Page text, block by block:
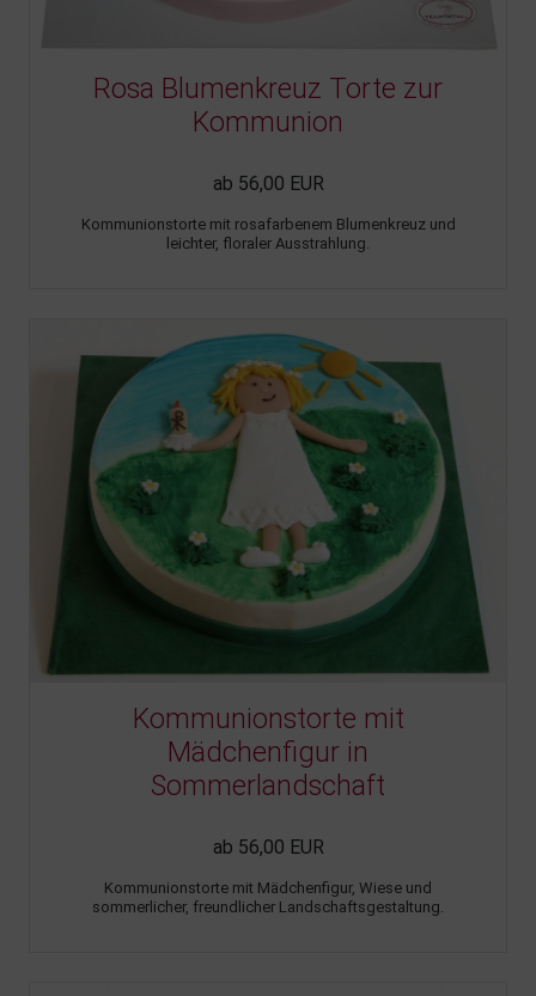
Rosa Blumenkreuz Torte zur
Kommunion
ab 56,00 EUR
Kommunionstorte mit rosafarbenem Blumenkreuz und
leichter, floraler Ausstrahlung.
Kommunionstorte mit
Mädchenfigur in
Sommerlandschaft
ab 56,00 EUR
Kommunionstorte mit Mädchenfigur, Wiese und
sommerlicher, freundlicher Landschaftsgestaltung.